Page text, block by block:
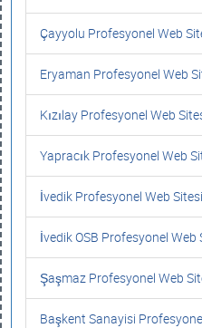
Çayyolu Profesyonel Web
Eryaman Profesyonel Web
Kızılay Profesyonel Web
Yapracık Profesyonel Web
İvedik Profesyonel Web
İvedik OSB Profesyonel Web
Şaşmaz Profesyonel Web
Başkent Sanayisi